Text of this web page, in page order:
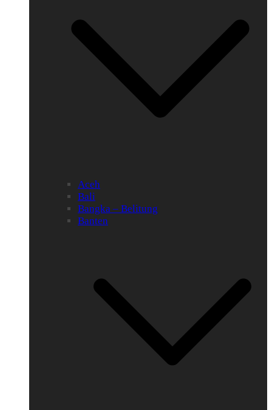
Aceh
Bali
Bangka – Belitung
Banten